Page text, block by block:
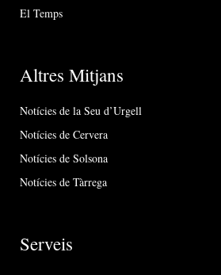
El Temps
Altres Mitjans
Notícies de la Seu d’Urgell
Notícies de Cervera
Notícies de Solsona
Notícies de Tàrrega
Serveis